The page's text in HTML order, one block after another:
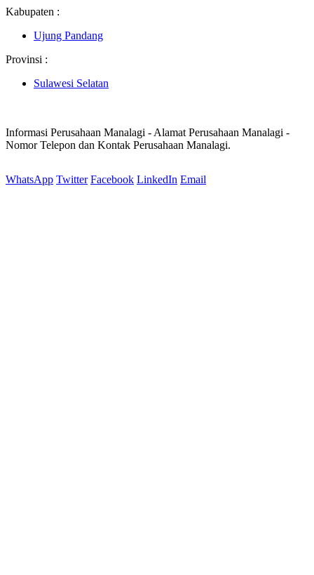
Kabupaten :
Ujung Pandang
Provinsi :
Sulawesi Selatan
Informasi Perusahaan Manalagi - Alamat Perusahaan Manalagi -
Nomor Telepon dan Kontak Perusahaan Manalagi.
WhatsApp Twitter Facebook LinkedIn Email